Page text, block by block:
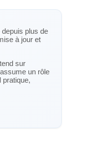
depuis plus de
à jour et
sur
un rôle
pratique,